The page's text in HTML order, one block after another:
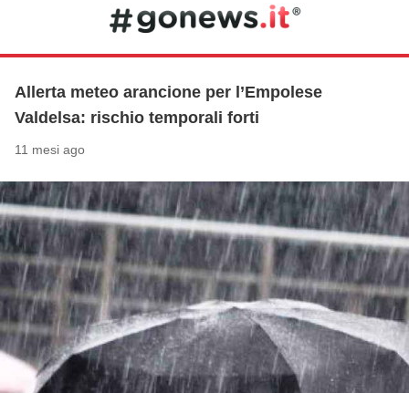
Allerta meteo arancione per l’Empolese
Valdelsa: rischio temporali forti
11 mesi ago